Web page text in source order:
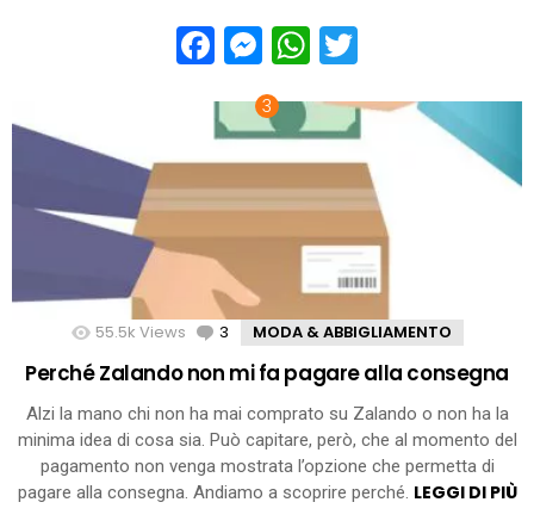
Facebook
Messenger
WhatsApp
55.5k Views 3 Comments
MODA & ABBIGLIAMENTO
Perché Zalando non mi fa pagare alla consegna
Alzi la mano chi non ha mai comprato su Zalando o non ha la
minima idea di cosa sia. Può capitare, però, che al momento del
pagamento non venga mostrata l’opzione che permetta di
pagare alla consegna. Andiamo a scoprire perché. LEGGI DI PIÙ